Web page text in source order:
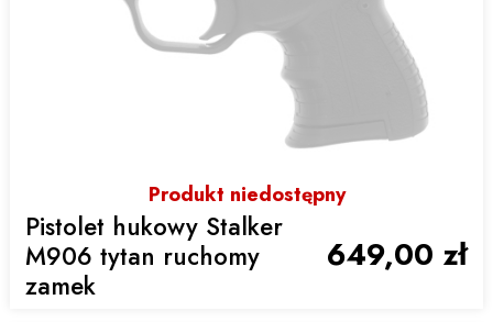
Produkt niedostępny
Pistolet hukowy Stalker
M906 tytan ruchomy
zamek
649,00 zł